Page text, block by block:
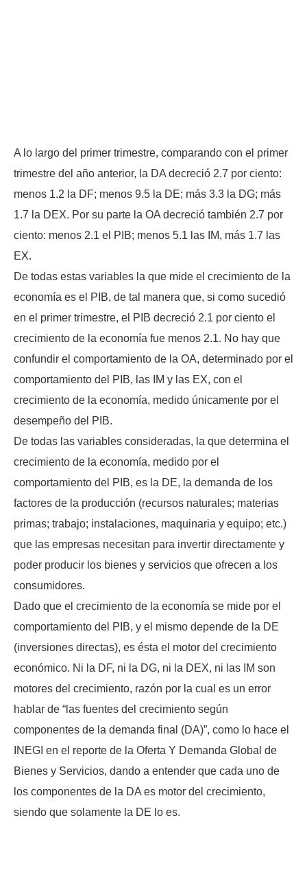
A lo largo del primer trimestre, comparando con el primer
trimestre del año anterior, la DA decreció 2.7 por ciento:
menos 1.2 la DF; menos 9.5 la DE; más 3.3 la DG; más
1.7 la DEX. Por su parte la OA decreció también 2.7 por
ciento: menos 2.1 el PIB; menos 5.1 las IM, más 1.7 las
EX.
De todas estas variables la que mide el crecimiento de la
economía es el PIB, de tal manera que, si como sucedió
en el primer trimestre, el PIB decreció 2.1 por ciento el
crecimiento de la economía fue menos 2.1. No hay que
confundir el comportamiento de la OA, determinado por el
comportamiento del PIB, las IM y las EX, con el
crecimiento de la economía, medido únicamente por el
desempeño del PIB.
De todas las variables consideradas, la que determina el
crecimiento de la economía, medido por el
comportamiento del PIB, es la DE, la demanda de los
factores de la producción (recursos naturales; materias
primas; trabajo; instalaciones, maquinaria y equipo; etc.)
que las empresas necesitan para invertir directamente y
poder producir los bienes y servicios que ofrecen a los
consumidores.
Dado que el crecimiento de la economía se mide por el
comportamiento del PIB, y el mismo depende de la DE
(inversiones directas), es ésta el motor del crecimiento
económico. Ni la DF, ni la DG, ni la DEX, ni las IM son
motores del crecimiento, razón por la cual es un error
hablar de “las fuentes del crecimiento según
componentes de la demanda final (DA)”, como lo hace el
INEGI en el reporte de la Oferta Y Demanda Global de
Bienes y Servicios, dando a entender que cada uno de
los componentes de la DA es motor del crecimiento,
siendo que solamente la DE lo es.